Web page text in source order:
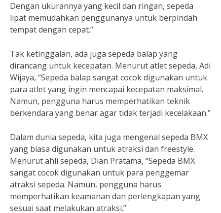
Dengan ukurannya yang kecil dan ringan, sepeda
lipat memudahkan penggunanya untuk berpindah
tempat dengan cepat.”
Tak ketinggalan, ada juga sepeda balap yang
dirancang untuk kecepatan. Menurut atlet sepeda, Adi
Wijaya, “Sepeda balap sangat cocok digunakan untuk
para atlet yang ingin mencapai kecepatan maksimal.
Namun, pengguna harus memperhatikan teknik
berkendara yang benar agar tidak terjadi kecelakaan.”
Dalam dunia sepeda, kita juga mengenal sepeda BMX
yang biasa digunakan untuk atraksi dan freestyle.
Menurut ahli sepeda, Dian Pratama, “Sepeda BMX
sangat cocok digunakan untuk para penggemar
atraksi sepeda. Namun, pengguna harus
memperhatikan keamanan dan perlengkapan yang
sesuai saat melakukan atraksi.”